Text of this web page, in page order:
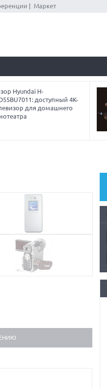
Маркет
Hyundai H-
доступный 4K-
для домашнего